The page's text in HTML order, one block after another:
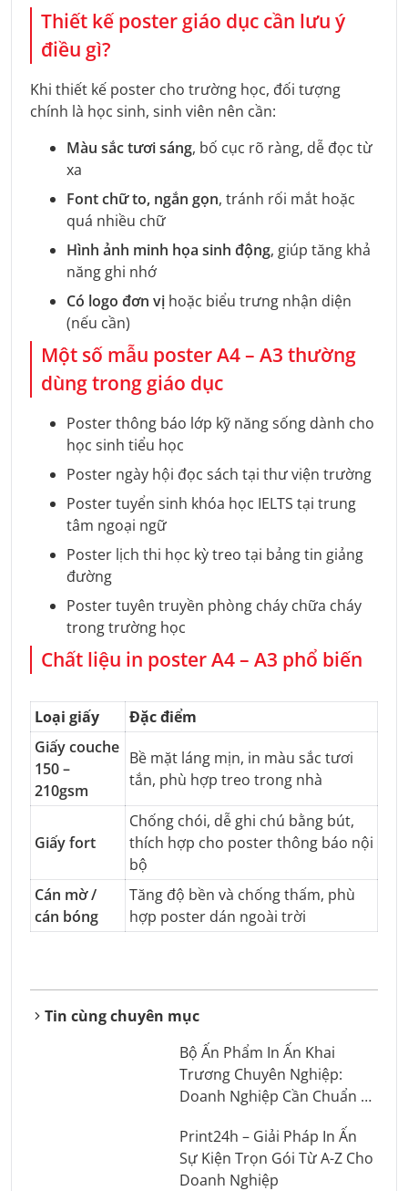
Thiết kế poster giáo dục cần lưu ý
điều gì?
Khi thiết kế poster cho trường học, đối tượng
chính là học sinh, sinh viên nên cần:
Màu sắc tươi sáng, bố cục rõ ràng, dễ đọc từ
xa
Font chữ to, ngắn gọn, tránh rối mắt hoặc
quá nhiều chữ
Hình ảnh minh họa sinh động, giúp tăng khả
năng ghi nhớ
Có logo đơn vị hoặc biểu trưng nhận diện
(nếu cần)
Một số mẫu poster A4 – A3 thường
dùng trong giáo dục
Poster thông báo lớp kỹ năng sống dành cho
học sinh tiểu học
Poster ngày hội đọc sách tại thư viện trường
Poster tuyển sinh khóa học IELTS tại trung
tâm ngoại ngữ
Poster lịch thi học kỳ treo tại bảng tin giảng
đường
Poster tuyên truyền phòng cháy chữa cháy
trong trường học
Chất liệu in poster A4 – A3 phổ biến
Loại giấy
Đặc điểm
Giấy couche
150 –
210gsm
Bề mặt láng mịn, in màu sắc tươi
tắn, phù hợp treo trong nhà
Giấy fort
Chống chói, dễ ghi chú bằng bút,
thích hợp cho poster thông báo nội
bộ
Cán mờ /
cán bóng
Tăng độ bền và chống thấm, phù
hợp poster dán ngoài trời
Tin cùng chuyên mục
Bộ Ấn Phẩm In Ấn Khai
Trương Chuyên Nghiệp:
Doanh Nghiệp Cần Chuẩn Bị
Print24h – Giải Pháp In Ấn
Sự Kiện Trọn Gói Từ A-Z Cho
Doanh Nghiệp